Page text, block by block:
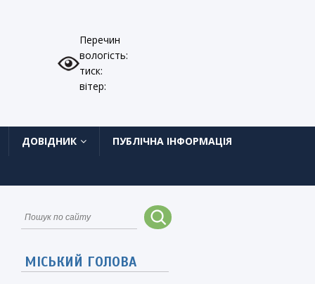
Перечин
вологість:
тиск:
вітер:
ДОВІДНИК ПУБЛІЧНА ІНФОРМАЦІЯ
МІСЬКИЙ ГОЛОВА